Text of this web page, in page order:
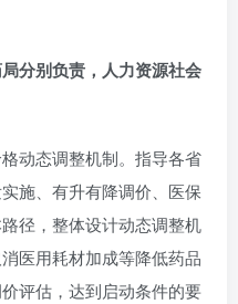
分别负责，人力资源社会
动态调整机制。指导各省
施、有升有降调价、医保
径，整体设计动态调整机
医用耗材加成等降低药品
评估，达到启动条件的要